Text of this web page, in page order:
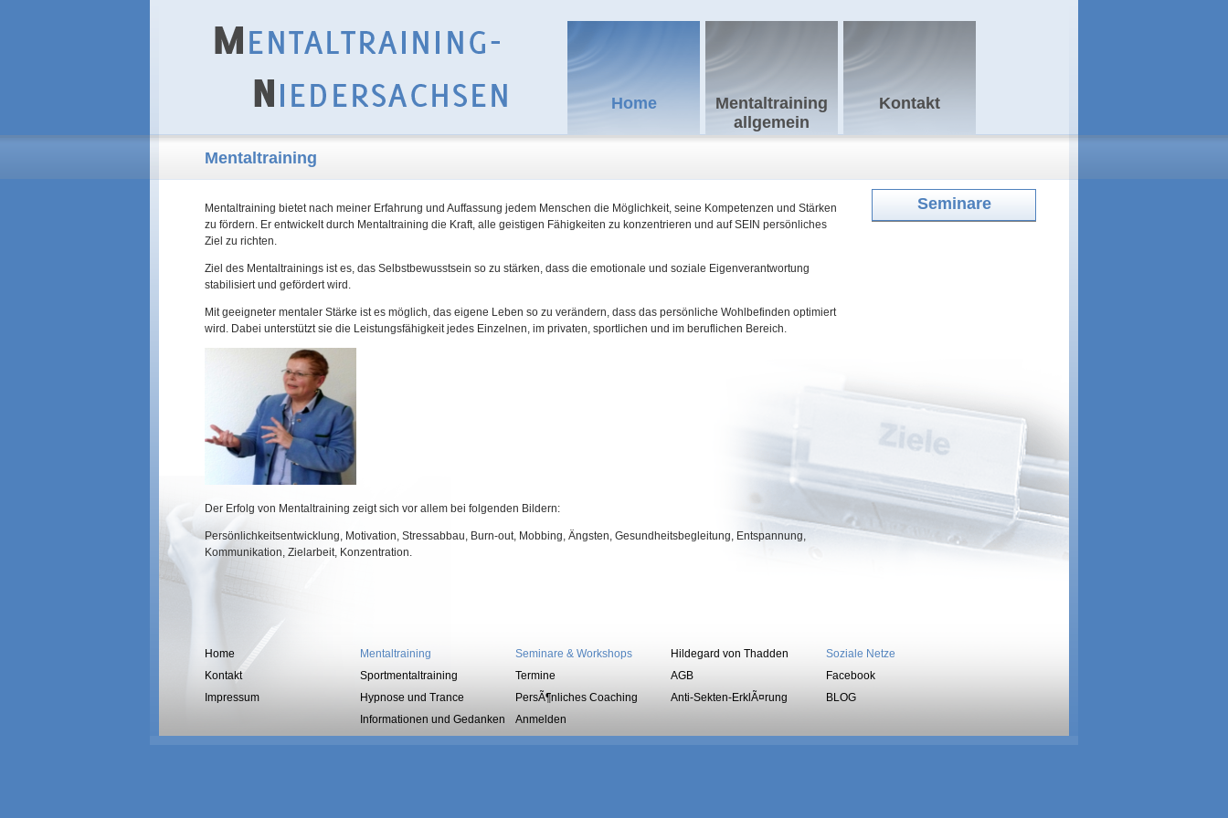
Home
Mentaltraining
allgemein
Kontakt
Mentaltraining
Mentaltraining bietet nach meiner Erfahrung und Auffassung jedem Menschen die Möglichkeit, seine Kompetenzen und Stärken
zu fördern. Er entwickelt durch Mentaltraining die Kraft, alle geistigen Fähigkeiten zu konzentrieren und auf SEIN persönliches
Ziel zu richten.
Ziel des Mentaltrainings ist es, das Selbstbewusstsein so zu stärken, dass die emotionale und soziale Eigenverantwortung
stabilisiert und gefördert wird.
Mit geeigneter mentaler Stärke ist es möglich, das eigene Leben so zu verändern, dass das persönliche Wohlbefinden optimiert
wird. Dabei unterstützt sie die Leistungsfähigkeit jedes Einzelnen, im privaten, sportlichen und im beruflichen Bereich.
Der Erfolg von Mentaltraining zeigt sich vor allem bei folgenden Bildern:
Persönlichkeitsentwicklung, Motivation, Stressabbau, Burn-out, Mobbing, Ängsten, Gesundheitsbegleitung, Entspannung,
Kommunikation, Zielarbeit, Konzentration.
Seminare
Home
Kontakt
Impressum
Mentaltraining
Sportmentaltraining
Hypnose und Trance
Informationen und Gedanken
Seminare & Workshops
Termine
PersÃ¶nliches Coaching
Anmelden
Hildegard von Thadden
AGB
Anti-Sekten-ErklÃ¤rung
Soziale Netze
Facebook
BLOG